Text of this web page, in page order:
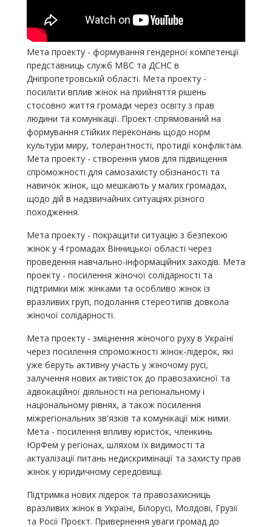
Мета проекту - формування гендерної компетенції
представниць служб МВС та ДСНС в
Дніпропетровській області. Мета проекту -
посилити вплив жінок на прийняття рішень
стосовно життя громади через освіту з прав
людини та комунікації. Проект спрямований на
формування стійких переконань щодо норм
культури миру, толерантності, протидії конфліктам.
Мета проекту - створення умов для підвищення
спроможності для самозахисту обізнаності та
навичок жінок, що мешкають у малих громадах,
щодо дій в надзвичайних ситуаціях різного
походження.
Мета проекту - покращити ситуацію з безпекою
жінок у 4 громадах Вінницької області через
проведення навчально-інформаційних заходів. Мета
проекту - посилення жіночої солідарності та
підтримки між жінками та особливо жінок із
вразливих груп, подолання стереотипів довкола
жіночої солідарності.
Мета проекту - зміцнення жіночого руху в Україні
через посилення спроможності жінок-лідерок, які
уже беруть активну участь у жіночому русі,
залучення нових активісток до правозахисної та
адвокаційної діяльності на регіональному і
національному рівнях, а також посилення
міжрегіональних зв'язків та комунікації між ними.
Мета - посилення впливу юристок, членкинь
ЮрФем у регіонах, шляхом їх видимості та
актуалізації питань недискримінації та захисту прав
жінок у юридичному середовищі.
Підтримка нових лідерок та правозахисниць
вразливих жінок в Україні, Білорусі, Молдові, Грузії
та Росії Проєкт. Привернення уваги громад до